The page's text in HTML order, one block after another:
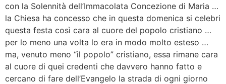
con la Solennità dell’Immacolata Concezione di Maria …
la Chiesa ha concesso che in questa domenica si celebri
questa festa così cara al cuore del popolo cristiano …
per lo meno una volta lo era in modo molto esteso …
ma, venuto meno “il popolo” cristiano, essa rimane cara
al cuore di quei credenti che davvero hanno fatto e
cercano di fare dell’Evangelo la strada di ogni giorno